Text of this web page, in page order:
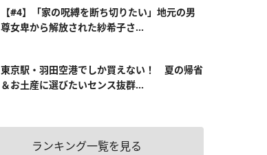
【#4】「家の呪縛を断ち切りたい」地元の男
尊女卑から解放された紗希子さ...
東京駅・羽田空港でしか買えない！ 夏の帰省
＆お土産に選びたいセンス抜群...
ランキング一覧を見る